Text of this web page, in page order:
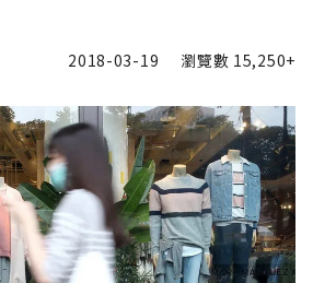
2018-03-19 瀏覽數 15,250+